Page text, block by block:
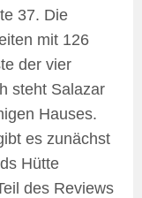
37. Die
mit 126
der vier
steht Salazar
Hauses.
es zunächst
Hütte
des Reviews